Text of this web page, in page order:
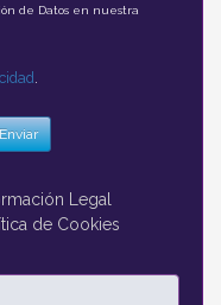
de Datos en nuestra
.
Enviar
Legal
de Cookies